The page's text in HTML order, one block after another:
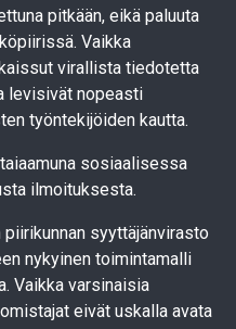
pitkään, eikä paluuta
Vaikka
virallista tiedotetta
levisivät nopeasti
työntekijöiden kautta.
sosiaalisessa
ilmoituksesta.
syyttäjänvirasto
nykyinen toimintamalli
Vaikka varsinaisia
eivät uskalla avata